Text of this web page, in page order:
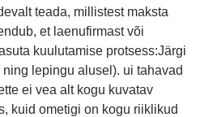
teada, millistest maksta
et laenufirmast või
kuulutamise protsess:Järgi
lepingu alusel). ui tahavad
ei vea alt kogu kuvatav
kuid ometigi on kogu riiklikud